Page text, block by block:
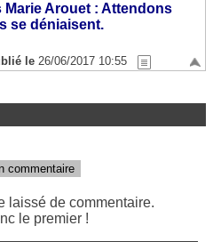
Arouet : Attendons
se déniaisent.
le 26/06/2017 10:55
commentaire
laissé de commentaire.
le premier !